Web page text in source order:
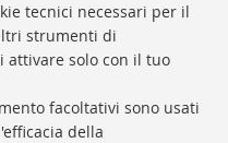
tecnici necessari per il
strumenti di
attivare solo con il tuo
facoltativi sono usati
della